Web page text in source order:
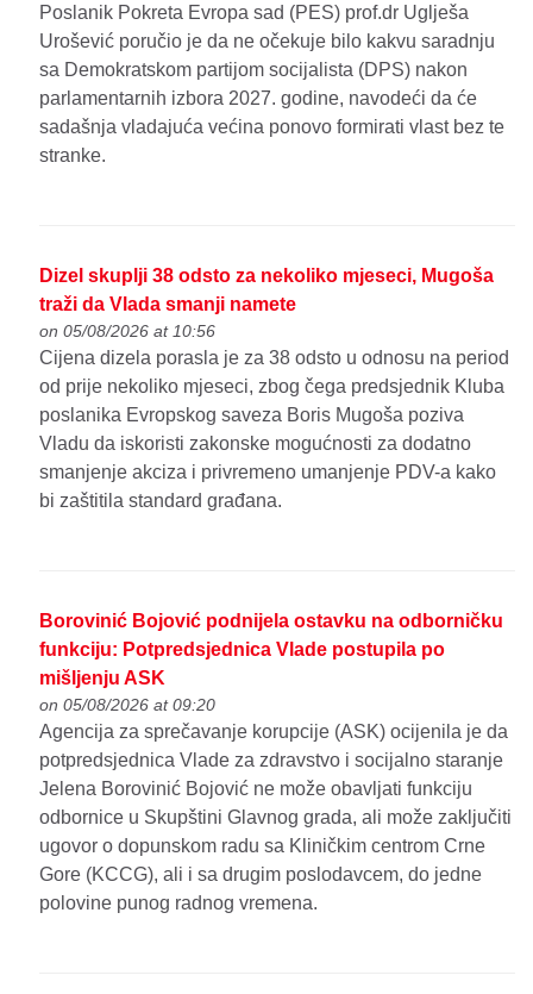
Poslanik Pokreta Evropa sad (PES) prof.dr Uglješa
Urošević poručio je da ne očekuje bilo kakvu saradnju
sa Demokratskom partijom socijalista (DPS) nakon
parlamentarnih izbora 2027. godine, navodeći da će
sadašnja vladajuća većina ponovo formirati vlast bez te
stranke.
Dizel skuplji 38 odsto za nekoliko mjeseci, Mugoša
traži da Vlada smanji namete
on 05/08/2026 at 10:56
Cijena dizela porasla je za 38 odsto u odnosu na period
od prije nekoliko mjeseci, zbog čega predsjednik Kluba
poslanika Evropskog saveza Boris Mugoša poziva
Vladu da iskoristi zakonske mogućnosti za dodatno
smanjenje akciza i privremeno umanjenje PDV-a kako
bi zaštitila standard građana.
Borovinić Bojović podnijela ostavku na odborničku
funkciju: Potpredsjednica Vlade postupila po
mišljenju ASK
on 05/08/2026 at 09:20
Agencija za sprečavanje korupcije (ASK) ocijenila je da
potpredsjednica Vlade za zdravstvo i socijalno staranje
Jelena Borovinić Bojović ne može obavljati funkciju
odbornice u Skupštini Glavnog grada, ali može zaključiti
ugovor o dopunskom radu sa Kliničkim centrom Crne
Gore (KCCG), ali i sa drugim poslodavcem, do jedne
polovine punog radnog vremena.